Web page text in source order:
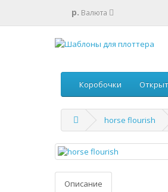
р. Валюта
Коробочки
horse flourish
Описание